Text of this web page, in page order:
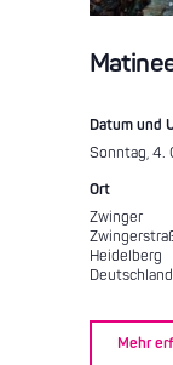
Datum und
Sonntag, 4.
Ort
Zwinger
Heidelberg
Deutschland
Mehr